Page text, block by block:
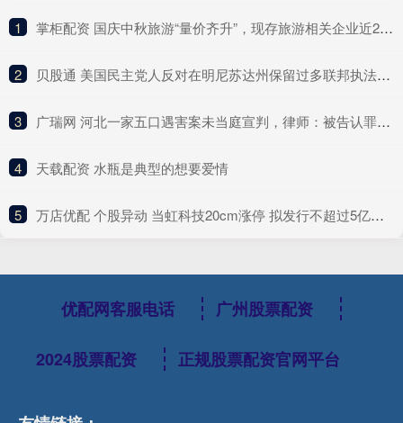
1 ​掌柜配资 国庆中秋旅游“量价齐升”，现存旅游相关企业近260万家
2 ​贝股通 美国民主党人反对在明尼苏达州保留过多联邦执法人员
3 ​广瑞网 河北一家五口遇害案未当庭宣判，律师：被告认罪认罚
4 ​天载配资 水瓶是典型的想要爱情
5 ​万店优配 个股异动 当虹科技20cm涨停 拟发行不超过5亿元科技创新债券
优配网客服电话 广州股票配资
2024股票配资 正规股票配资官网平台